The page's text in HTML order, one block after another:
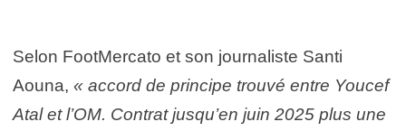
Selon FootMercato et son journaliste Santi
Aouna, « accord de principe trouvé entre Youcef
Atal et l’OM. Contrat jusqu’en juin 2025 plus une